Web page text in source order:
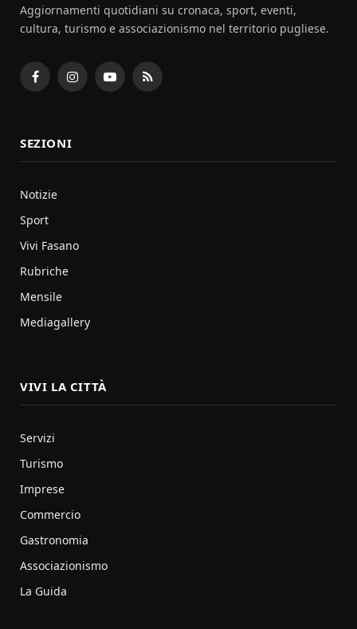
Aggiornamenti quotidiani su cronaca, sport, eventi,
cultura, turismo e associazionismo nel territorio pugliese.
FacebookInstagramYouTubeRSS
SEZIONI
Notizie
Sport
Vivi Fasano
Rubriche
Mensile
Mediagallery
VIVI LA CITTÀ
Servizi
Turismo
Imprese
Commercio
Gastronomia
Associazionismo
La Guida